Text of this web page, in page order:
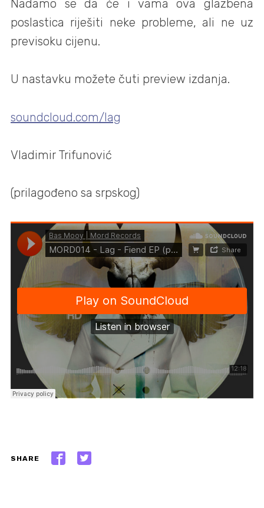
Nadamo se da će i vama ova glazbena
poslastica riješiti neke probleme, ali ne uz
previsoku cijenu.
U nastavku možete čuti preview izdanja.
soundcloud.com/lag
Vladimir Trifunović
(prilagođeno sa srpskog)
SHARE